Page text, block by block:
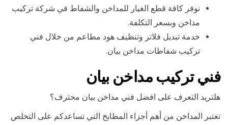
نوفر كافة قطع الغيار للمداخن والشفاط في شركة تركيب
مداخن وبسعر التكلفة.
خدمة تبديل فلاتر وتنظيف هود مطاعم من خلال فني
تركيب شفاطات مداخن بيان.
فني تركيب مداخن بيان
هلتريد التعرف على افضل فني مداخن بيان محترف؟
تعتبر المداخن من أهم أجزاء المطابخ التي تساعدكم على التخلص